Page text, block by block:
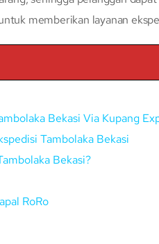
memberikan layanan
Bekasi Via Kupang
Tambolaka Bekasi
Bekasi?
RoRo